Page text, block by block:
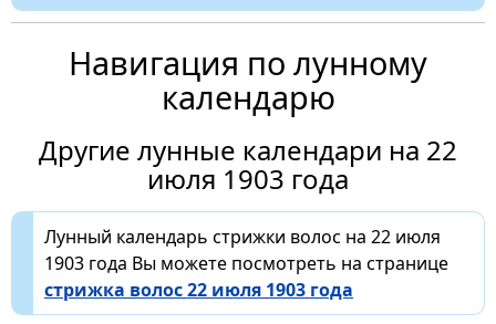
Навигация по лунному
календарю
Другие лунные календари на 22
июля 1903 года
Лунный календарь стрижки волос на 22 июля
1903 года Вы можете посмотреть на странице
стрижка волос 22 июля 1903 года